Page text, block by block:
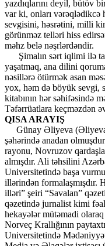
yazdıqlarını deyil, bütöv
var ki, onları vərəqlədikcə
sevgisini, həsrətini, milli
görünməz telləri hiss
məhz belə nəşrlərdəndir.
Şimalın sərt iqlimi ilə
yaşatmaq, ana dilini
nəsillərə ötürmək asan
yox, həm də böyük sevgi,
kitabının hər səhifəsində
Təfərrüatlara keçməzdən
QISA ARAYIŞ
Günay Əliyeva (Əliyeva
şəhərində anadan
rayonu, Novruzov
almışdır. Ali təhsilini
Universitetində başa
illərindən formalaşmışdır.
illəri” şeiri “Savalan”
qəzetində jurnalist kimi
hekayələr mütəmadi
Norveç Krallığının
Universitetində